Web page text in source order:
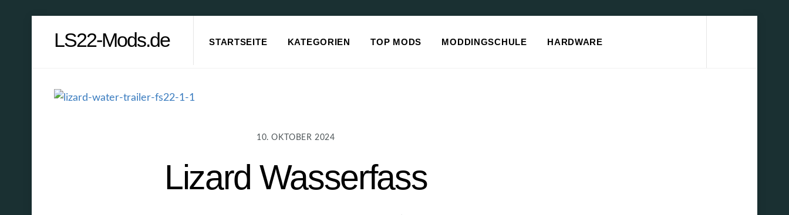
LS22-Mods.de STARTSEITE KATEGORIEN TOP MODS MODDINGSCHULE HARDWARE
10. OKTOBER 2024
Lizard Wasserfass